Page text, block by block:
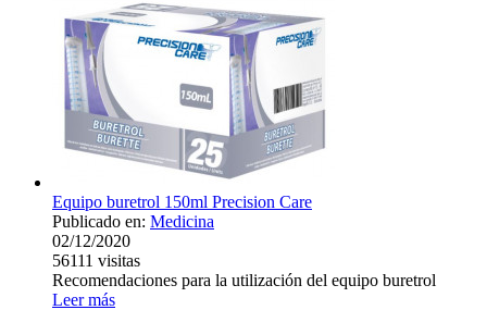
Equipo buretrol 150ml Precision Care
Publicado en: Medicina
02/12/2020
56111 visitas
Recomendaciones para la utilización del equipo buretrol
Leer más